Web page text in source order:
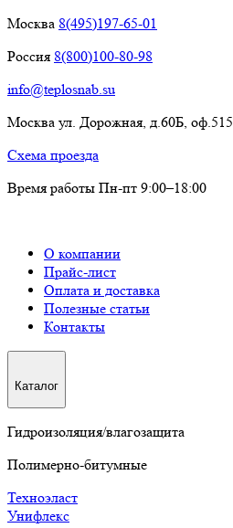
Москва 8(495)197-65-01
Россия 8(800)100-80-98
info@teplosnab.su
Москва ул. Дорожная, д.60Б, оф.515
Схема проезда
Время работы Пн-пт 9:00–18:00
О компании
Прайс-лист
Оплата и доставка
Полезные статьи
Контакты
Каталог
Гидроизоляция/влагозащита
Полимерно-битумные
Техноэласт
Унифлекс